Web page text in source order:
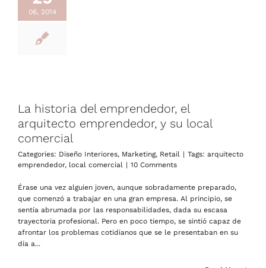
06, 2014
La historia del emprendedor, el
arquitecto emprendedor, y su local
comercial
Categories: Diseño Interiores, Marketing, Retail | Tags: arquitecto
emprendedor, local comercial | 10 Comments
Érase una vez alguien joven, aunque sobradamente preparado,
que comenzó a trabajar en una gran empresa. Al principio, se
sentía abrumada por las responsabilidades, dada su escasa
trayectoria profesional. Pero en poco tiempo, se sintió capaz de
afrontar los problemas cotidianos que se le presentaban en su
día a...